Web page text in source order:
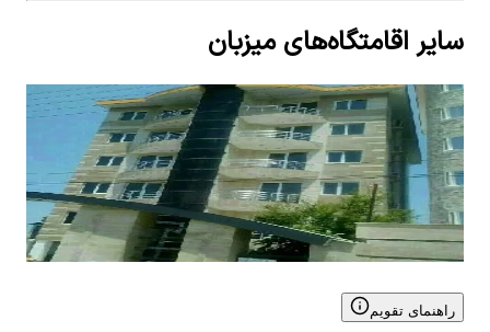
سایر اقامتگاه‌های میزبان
اجاره سوئیت مبله در شهرک نمک آبرود - واحد2
2 اتاق خواب10 نفر 5
۵٬۰۰۰٬۰۰۰
تومان
View details for اجاره سوئیت مبله در شهرک نمک آبرود -
واحد2
راهنمای تقویم